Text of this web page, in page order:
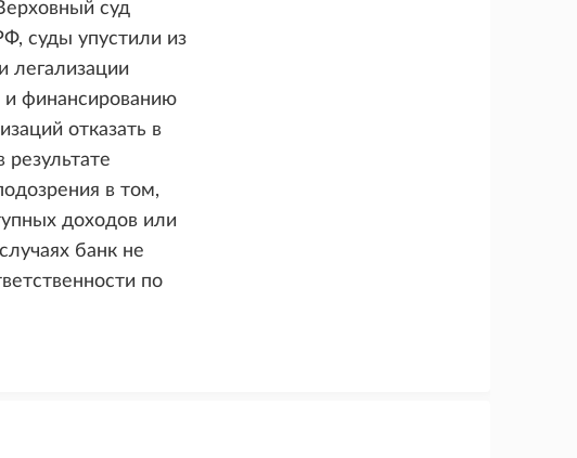
суд
суды упустили из
легализации
финансированию
отказать в
в том,
доходов или
банк не
по